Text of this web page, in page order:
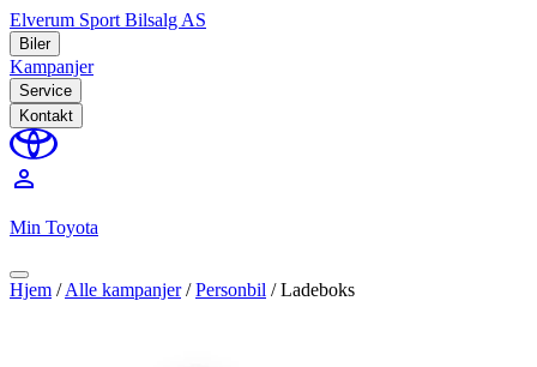
Elverum Sport Bilsalg AS
Biler
Kampanjer
Service
Kontakt
perm_identity
Min Toyota
Hjem /Alle kampanjer /Personbil /Ladeboks